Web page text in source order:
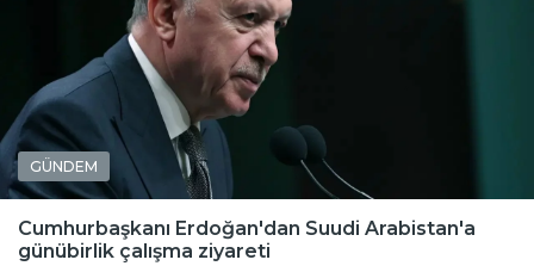
GÜNDEM
Cumhurbaşkanı Erdoğan'dan Suudi Arabistan'a
günübirlik çalışma ziyareti